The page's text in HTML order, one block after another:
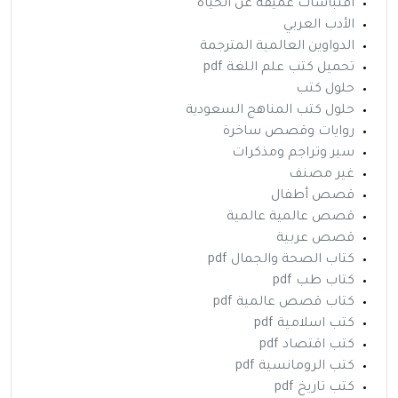
اقتباسات عميقة عن الحياة
الأدب العربي
الدواوين العالمية المترجمة
تحميل كتب علم اللغة pdf
حلول كتب
حلول كتب المناهج السعودية
روايات وقصص ساخرة
سير وتراجم ومذكرات
غير مصنف
قصص أطفال
قصص عالمية عالمية
قصص عربية
كتاب الصحة والجمال pdf
كتاب طب pdf
كتاب قصص عالمية pdf
كتب اسلامية pdf
كتب اقتصاد pdf
كتب الرومانسية pdf
كتب تاريخ pdf